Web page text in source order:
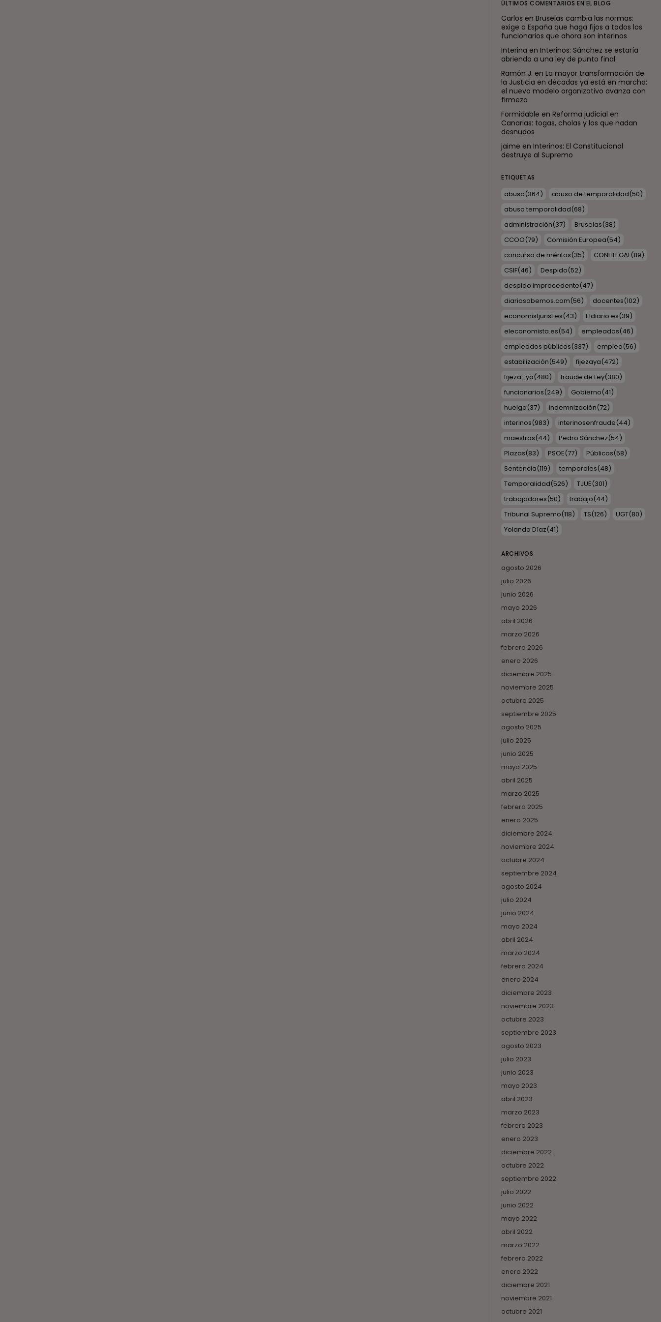
ÚLTIMOS COMENTARIOS EN EL BLOG
Carlos en Bruselas cambia las normas:
exige a España que haga fijos a todos los
funcionarios que ahora son interinos
Interina en Interinos: Sánchez se estaría
abriendo a una ley de punto final
Ramón J. en La mayor transformación de
la Justicia en décadas ya está en marcha:
el nuevo modelo organizativo avanza con
firmeza
Formidable en Reforma judicial en
Canarias: togas, cholas y los que nadan
desnudos
jaime en Interinos: El Constitucional
destruye al Supremo
ETIQUETAS
abuso(364) abuso de temporalidad(50)
abuso temporalidad(68)
administración(37) Bruselas(38)
CCOO(79) Comisión Europea(54)
concurso de méritos(35) CONFILEGAL(89)
CSIF(46) Despido(52)
despido improcedente(47)
diariosabemos.com(56) docentes(102)
economistjurist.es(43) Eldiario.es(39)
eleconomista.es(54) empleados(46)
empleados públicos(337) empleo(56)
estabilización(549) fijezaya(472)
fijeza_ya(480) fraude de Ley(380)
funcionarios(249) Gobierno(41)
huelga(37) indemnización(72)
interinos(983) interinosenfraude(44)
maestros(44) Pedro Sánchez(54)
Plazas(83) PSOE(77) Públicos(58)
Sentencia(119) temporales(48)
Temporalidad(526) TJUE(301)
trabajadores(50) trabajo(44)
Tribunal Supremo(118) TS(126) UGT(80)
Yolanda Díaz(41)
ARCHIVOS
agosto 2026
julio 2026
junio 2026
mayo 2026
abril 2026
marzo 2026
febrero 2026
enero 2026
diciembre 2025
noviembre 2025
octubre 2025
septiembre 2025
agosto 2025
julio 2025
junio 2025
mayo 2025
abril 2025
marzo 2025
febrero 2025
enero 2025
diciembre 2024
noviembre 2024
octubre 2024
septiembre 2024
agosto 2024
julio 2024
junio 2024
mayo 2024
abril 2024
marzo 2024
febrero 2024
enero 2024
diciembre 2023
noviembre 2023
octubre 2023
septiembre 2023
agosto 2023
julio 2023
junio 2023
mayo 2023
abril 2023
marzo 2023
febrero 2023
enero 2023
diciembre 2022
octubre 2022
septiembre 2022
julio 2022
junio 2022
mayo 2022
abril 2022
marzo 2022
febrero 2022
enero 2022
diciembre 2021
noviembre 2021
octubre 2021